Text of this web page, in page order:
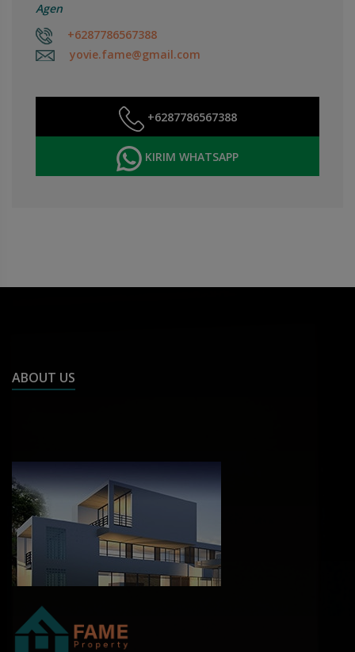
Agen
+6287786567388
yovie.fame@gmail.com
+6287786567388
KIRIM WHATSAPP
ABOUT US